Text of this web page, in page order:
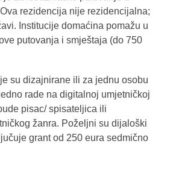
rezidencija nije rezidencijalna;
Institucije domaćina pomažu u
putovanja i smještaja (do 750
su dizajnirane ili za jednu osobu
rade na digitalnoj umjetničkoj
pisac/ spisateljica ili
žanra. Poželjni su dijaloški
grant od 250 eura sedmično